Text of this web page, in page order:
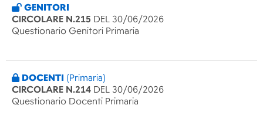
GENITORI
CIRCOLARE N.215 DEL 30/06/2026
Questionario Genitori Primaria
DOCENTI (Primaria)
CIRCOLARE N.214 DEL 30/06/2026
Questionario Docenti Primaria